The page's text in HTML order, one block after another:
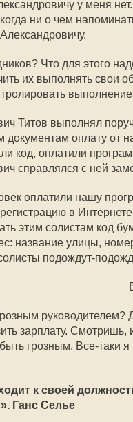
у меня
ни о чем
Что для этого
их выполнять свои
Титов выполнял
документам оплату от
код, оплатили
справлялся с ней
оплатили нашу
в
этим солистам код
название улицы,
подождут-
руководителем?
зарплату. Смотришь,
грозным. Все-таки
к своей
Ганс Селье